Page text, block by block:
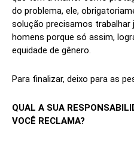
do problema, ele,
solução precisamos trabalhar
homens porque só assim,
equidade de gênero.
Para finalizar, deixo para as
QUAL A SUA
VOCÊ RECLAMA?